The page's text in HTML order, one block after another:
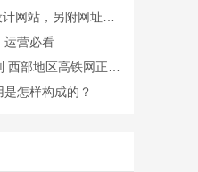
运营必看
怎样构成的？